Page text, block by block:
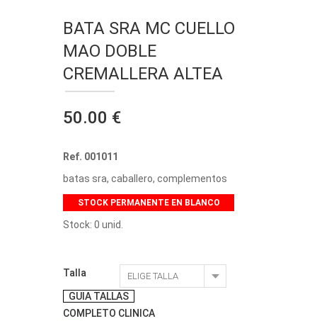
BATA SRA MC CUELLO
MAO DOBLE
CREMALLERA ALTEA
50.00 €
Ref. 001011
batas sra, caballero, complementos
STOCK PERMANENTE EN BLANCO
Stock: 0 unid.
Talla
GUIA TALLAS
COMPLETO CLINICA